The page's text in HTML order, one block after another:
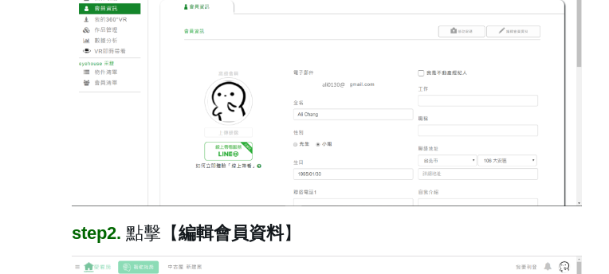
step2. 點擊【編輯會員資料】